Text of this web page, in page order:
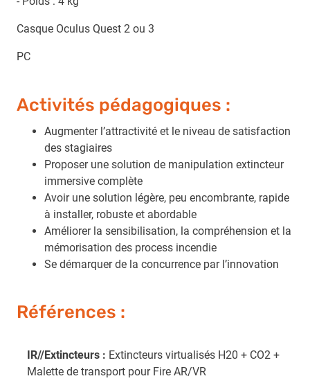
Casque Oculus Quest 2 ou 3
PC
Activités pédagogiques :
Augmenter l’attractivité et le niveau de satisfaction
des stagiaires
Proposer une solution de manipulation extincteur
immersive complète
Avoir une solution légère, peu encombrante, rapide
à installer, robuste et abordable
Améliorer la sensibilisation, la compréhension et la
mémorisation des process incendie
Se démarquer de la concurrence par l’innovation
Références :
IR//Extincteurs : Extincteurs virtualisés H20 + CO2 +
Malette de transport pour Fire AR/VR